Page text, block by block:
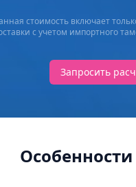
стоимость включает
с учетом импортного
Запросить
Особенности